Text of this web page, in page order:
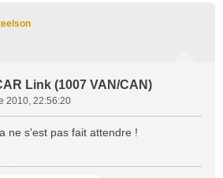
Link (1007 VAN/CAN)
2010, 22:56:20
ne s'est pas fait attendre !